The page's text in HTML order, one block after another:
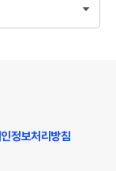
정보처리방침